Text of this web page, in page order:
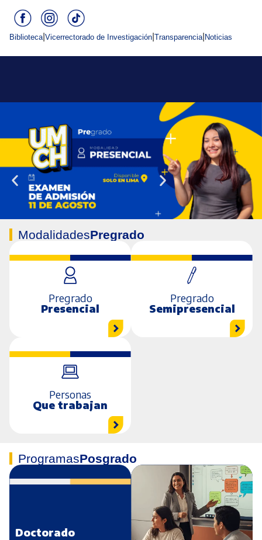
Biblioteca Vicerrectorado de Investigación Transparencia Noticias
ModalidadesPregrado
Pregrado
Presencial
Pregrado
Semipresencial
Personas
Que trabajan
ProgramasPosgrado
Doctorado